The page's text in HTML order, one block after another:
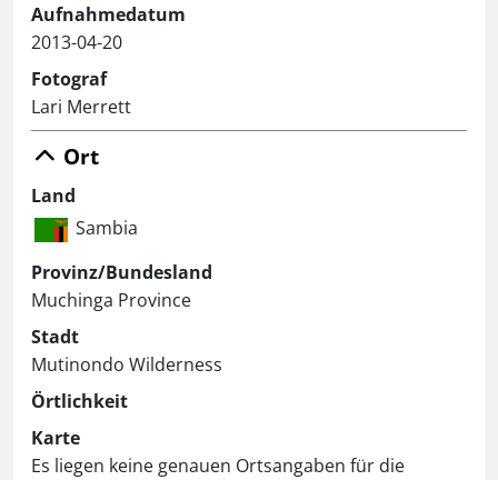
Aufnahmedatum
2013-04-20
Fotograf
Lari Merrett
Ort
Land
Sambia
Provinz/Bundesland
Muchinga Province
Stadt
Mutinondo Wilderness
Örtlichkeit
Karte
Es liegen keine genauen Ortsangaben für die